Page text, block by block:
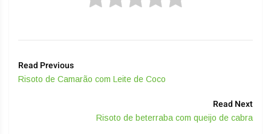
Read Previous
Risoto de Camarão com Leite de Coco
Read Next
Risoto de beterraba com queijo de cabra